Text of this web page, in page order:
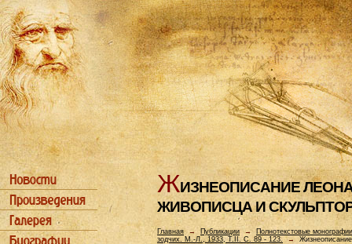
ЖИЗHЕОПИСАHИЕ
ЖИВОПИСЦА И
Главная→ Публикации → Полнотекстовые монографии
зодчих. М.-Л., 1933, Т.II. С. 89 - 123. →